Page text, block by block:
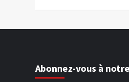
Abonnez-vous à